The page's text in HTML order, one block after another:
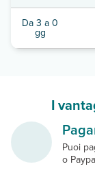
Da 3 a 0
gg
I
Puoi
o